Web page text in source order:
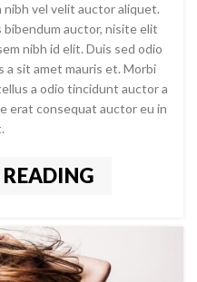
nibh vel velit auctor aliquet.
auctor, nisite elit
nibh id elit. Duis sed odio
sit amet mauris et. Morbi
a odio tincidunt auctor a
erat consequat auctor eu in